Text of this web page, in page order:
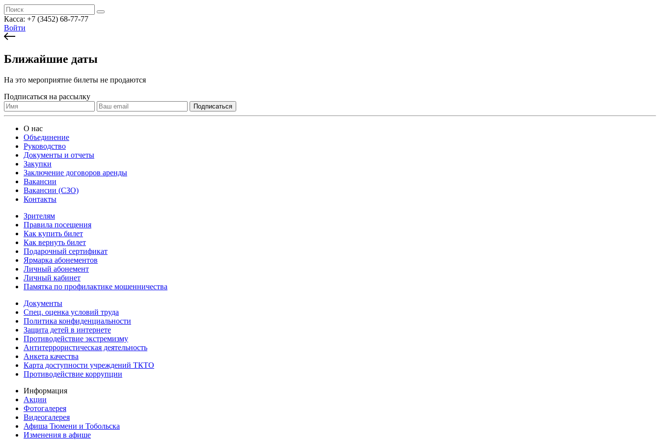
Касса: +7 (3452) 68-77-77
Войти
Ближайшие даты
На это мероприятие билеты не продаются
Подписаться на рассылку
О нас
Объединение
Руководство
Документы и отчеты
Закупки
Заключение договоров аренды
Вакансии
Вакансии (СЗО)
Контакты
Зрителям
Правила посещения
Как купить билет
Как вернуть билет
Подарочный сертификат
Ярмарка абонементов
Личный абонемент
Личный кабинет
Памятка по профилактике мошенничества
Документы
Спец. оценка условий труда
Политика конфиденциальности
Защита детей в интернете
Противодействие экстремизму
Антитеррористическая деятельность
Анкета качества
Карта доступности учреждений ТКТО
Противодействие коррупции
Информация
Акции
Фотогалерея
Видеогалерея
Афиша Тюмени и Тобольска
Изменения в афише